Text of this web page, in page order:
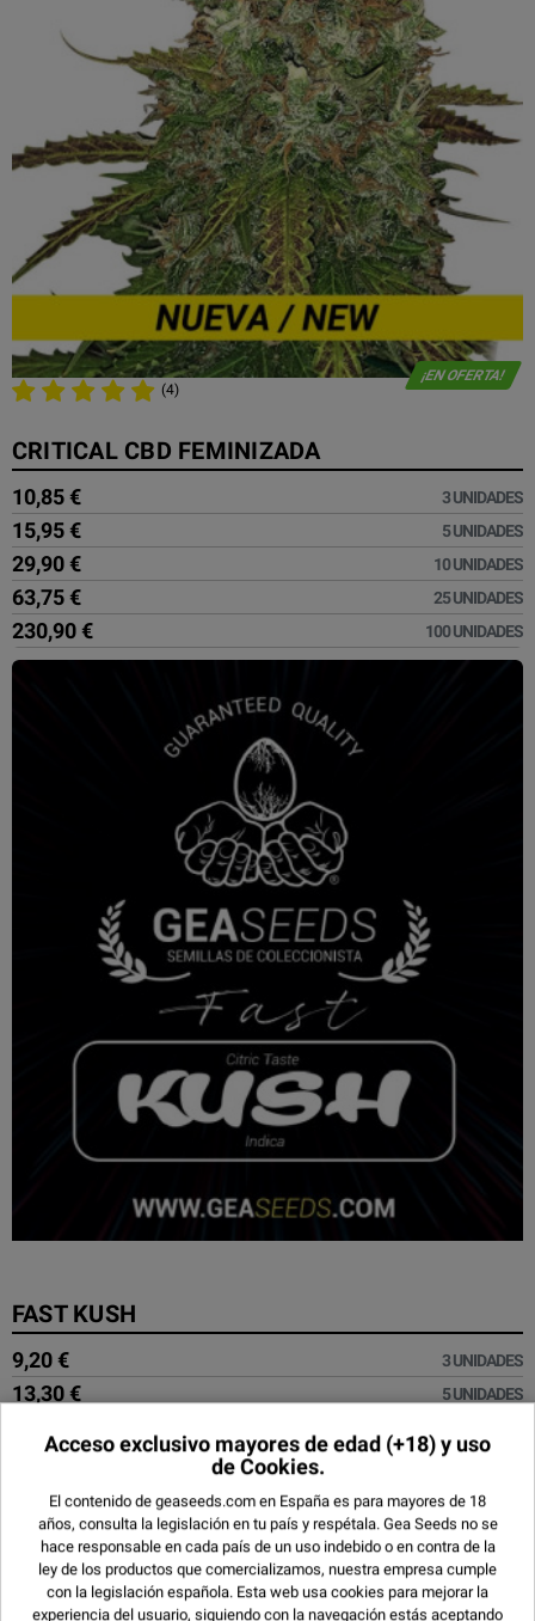
¡EN OFERTA!
(4)
CRITICAL CBD FEMINIZADA
10,85 € 3 UNIDADES
15,95 € 5 UNIDADES
29,90 € 10 UNIDADES
63,75 € 25 UNIDADES
230,90 € 100 UNIDADES
FAST KUSH
9,20 € 3 UNIDADES
13,30 € 5 UNIDADES
49,20 € 25 UNIDADES
177,89 € 100 UNIDADES
Acceso exclusivo mayores de edad (+18) y uso
de Cookies.
El contenido de geaseeds.com en España es para mayores de 18
años, consulta la legislación en tu país y respétala. Gea Seeds no se
hace responsable en cada país de un uso indebido o en contra de la
ley de los productos que comercializamos, nuestra empresa cumple
con la legislación española. Esta web usa cookies para mejorar la
experiencia del usuario, siguiendo con la navegación estás aceptando